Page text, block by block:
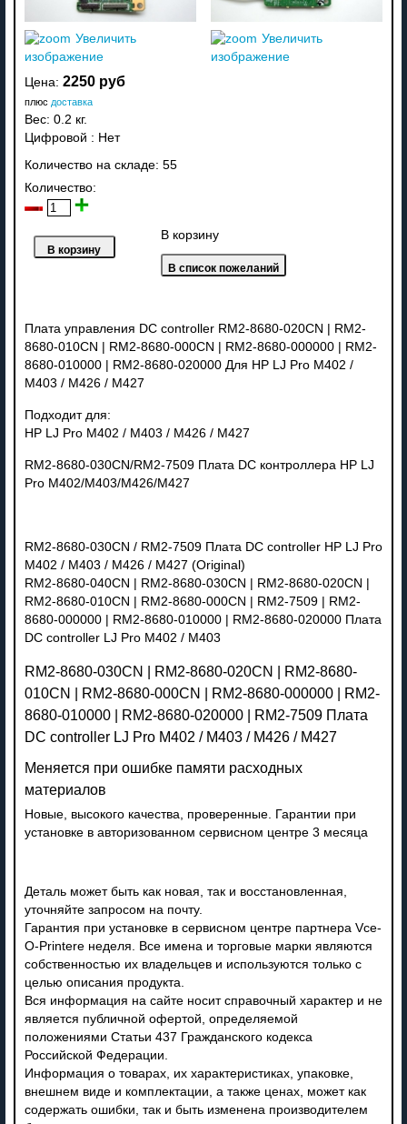
Увеличить
изображение
Увеличить
изображение
Цена: 2250 руб
плюс доставка
Вес: 0.2 кг.
Цифровой : Нет
Количество на складе: 55
Количество:
В корзину
Плата управления DC controller RM2-8680-020CN | RM2-
8680-010CN | RM2-8680-000CN | RM2-8680-000000 | RM2-
8680-010000 | RM2-8680-020000 Для HP LJ Pro M402 /
M403 / M426 / M427
Подходит для:
HP LJ Pro M402 / M403 / M426 / M427
RM2-8680-030CN/RM2-7509 Плата DC контроллера HP LJ
Pro M402/M403/M426/M427
RM2-8680-030CN / RM2-7509 Плата DC controller HP LJ Pro
M402 / M403 / M426 / M427 (Original)
RM2-8680-040CN | RM2-8680-030CN | RM2-8680-020CN |
RM2-8680-010CN | RM2-8680-000CN | RM2-7509 | RM2-
8680-000000 | RM2-8680-010000 | RM2-8680-020000 Плата
DC controller LJ Pro M402 / M403
RM2-8680-030CN | RM2-8680-020CN | RM2-8680-
010CN | RM2-8680-000CN | RM2-8680-000000 | RM2-
8680-010000 | RM2-8680-020000 | RM2-7509 Плата
DC controller LJ Pro M402 / M403 / M426 / M427
Меняется при ошибке памяти расходных
материалов
Новые, высокого качества, проверенные. Гарантии при
установке в авторизованном сервисном центре 3 месяца
Деталь может быть как новая, так и восстановленная,
уточняйте запросом на почту.
Гарантия при установке в сервисном центре партнера Vce-
O-Printere неделя. Все имена и торговые марки являются
собственностью их владельцев и используются только с
целью описания продукта.
Вся информация на сайте носит справочный характер и не
является публичной офертой, определяемой
положениями Статьи 437 Гражданского кодекса
Российской Федерации.
Информация о товарах, их характеристиках, упаковке,
внешнем виде и комплектации, а также ценах, может как
содержать ошибки, так и быть изменена производителем